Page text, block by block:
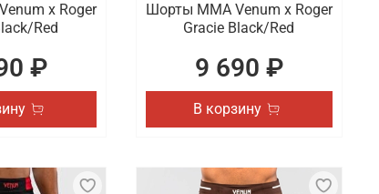
x Roger
Red
₽
Шорты ММА Venum x Roger
Gracie Black/Red
9 690 ₽
В корзину